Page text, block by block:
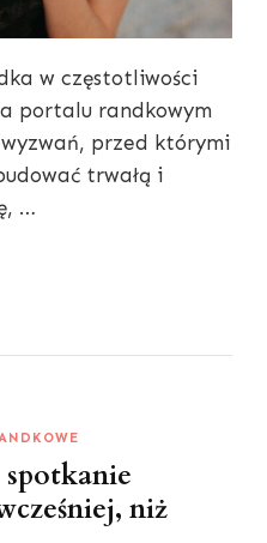
w częstotliwości
portalu randkowym
przed którymi
trwałą i
…
spotkanie
niż